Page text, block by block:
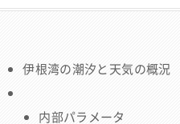
伊根湾の潮汐と天気の概況
内部パラメータ